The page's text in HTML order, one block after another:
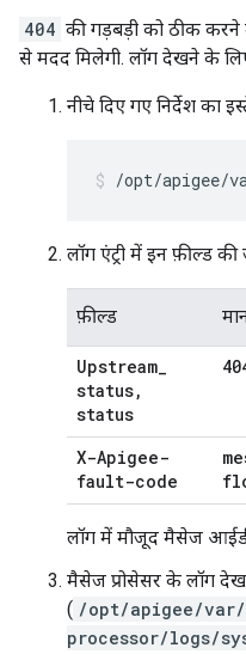
404 की गड़बड़ी को ठीक
से मदद मिलेगी. लॉग देखने के
नीचे दिए गए निर्देश का
/opt/apigee/
लॉग एंट्री में इन फ़ील्ड
फ़ील्ड
Upstream_
status,
status
X-Apigee-
fault-code
लॉग में मौजूद मैसेज
मैसेज प्रोसेसर के लॉग
( /opt/apigee/var/
processor/logs/